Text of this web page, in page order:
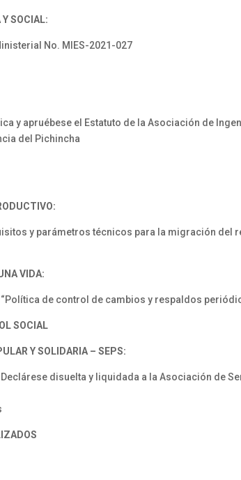
SOCIAL:
No. MIES-2021-027
y apruébese el Estatuto de la Asociación de
del Pichincha
y parámetros técnicos para la migración
VIDA:
“Política de control de cambios y respaldos
SOCIAL
Y SOLIDARIA – SEPS:
Declárese disuelta y liquidada a la Asociación de